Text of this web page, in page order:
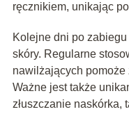
ręcznikiem, unikając
Kolejne dni po
skóry. Regularne
nawilżających pomoże
Ważne jest także
złuszczanie naskórka,